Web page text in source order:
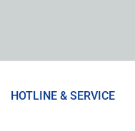
HOTLINE & SERVICE